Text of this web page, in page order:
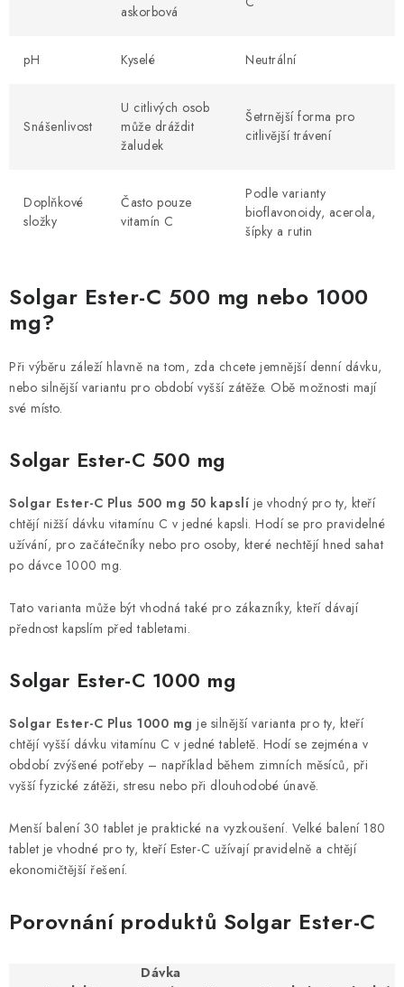
askorbová
pH Kyselé Neutrální
Snášenlivost
U citlivých osob
může dráždit
žaludek
Šetrnější forma pro
citlivější trávení
Doplňkové
složky
Často pouze
vitamín C
Podle varianty
bioflavonoidy, acerola,
šípky a rutin
Solgar Ester-C 500 mg nebo 1000
mg?
Při výběru záleží hlavně na tom, zda chcete jemnější denní dávku,
nebo silnější variantu pro období vyšší zátěže. Obě možnosti mají
své místo.
Solgar Ester-C 500 mg
Solgar Ester-C Plus 500 mg 50 kapslí je vhodný pro ty, kteří
chtějí nižší dávku vitamínu C v jedné kapsli. Hodí se pro pravidelné
užívání, pro začátečníky nebo pro osoby, které nechtějí hned sahat
po dávce 1000 mg.
Tato varianta může být vhodná také pro zákazníky, kteří dávají
přednost kapslím před tabletami.
Solgar Ester-C 1000 mg
Solgar Ester-C Plus 1000 mg je silnější varianta pro ty, kteří
chtějí vyšší dávku vitamínu C v jedné tabletě. Hodí se zejména v
období zvýšené potřeby – například během zimních měsíců, při
vyšší fyzické zátěži, stresu nebo při dlouhodobé únavě.
Menší balení 30 tablet je praktické na vyzkoušení. Velké balení 180
tablet je vhodné pro ty, kteří Ester-C užívají pravidelně a chtějí
ekonomičtější řešení.
Porovnání produktů Solgar Ester-C
Dávka